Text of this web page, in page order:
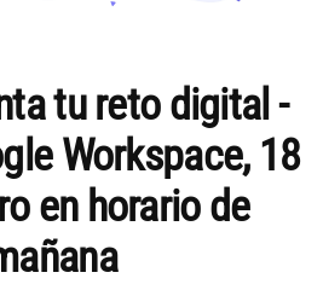
tu reto digital -
Workspace, 18
en horario de